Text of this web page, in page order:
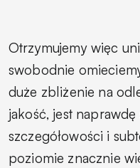
Otrzymujemy więc
swobodnie
duże zbliżenie na
jakość, jest
szczegółowości i
poziomie znacznie